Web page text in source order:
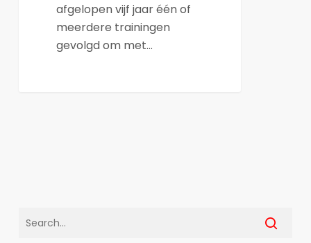
afgelopen vijf jaar één of
meerdere trainingen
gevolgd om met…